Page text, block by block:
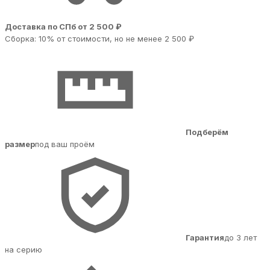
Доставка по СПб от 2 500 ₽
Сборка: 10% от стоимости, но не менее 2 500 ₽
Подберём
размерпод ваш проём
Гарантиядо 3 лет
на серию